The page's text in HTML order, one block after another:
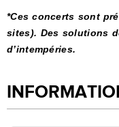
*Ces concerts sont
sites). Des solutions
d’intempéries.